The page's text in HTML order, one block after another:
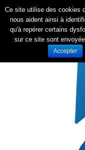
Ce site utilise des cookies
nous aident ainsi à
qu'à repérer certains
sur ce site sont
Accepter